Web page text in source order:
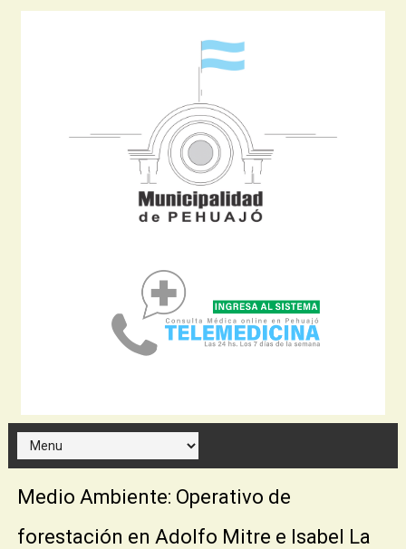
Medio Ambiente: Operativo de
forestación en Adolfo Mitre e Isabel La